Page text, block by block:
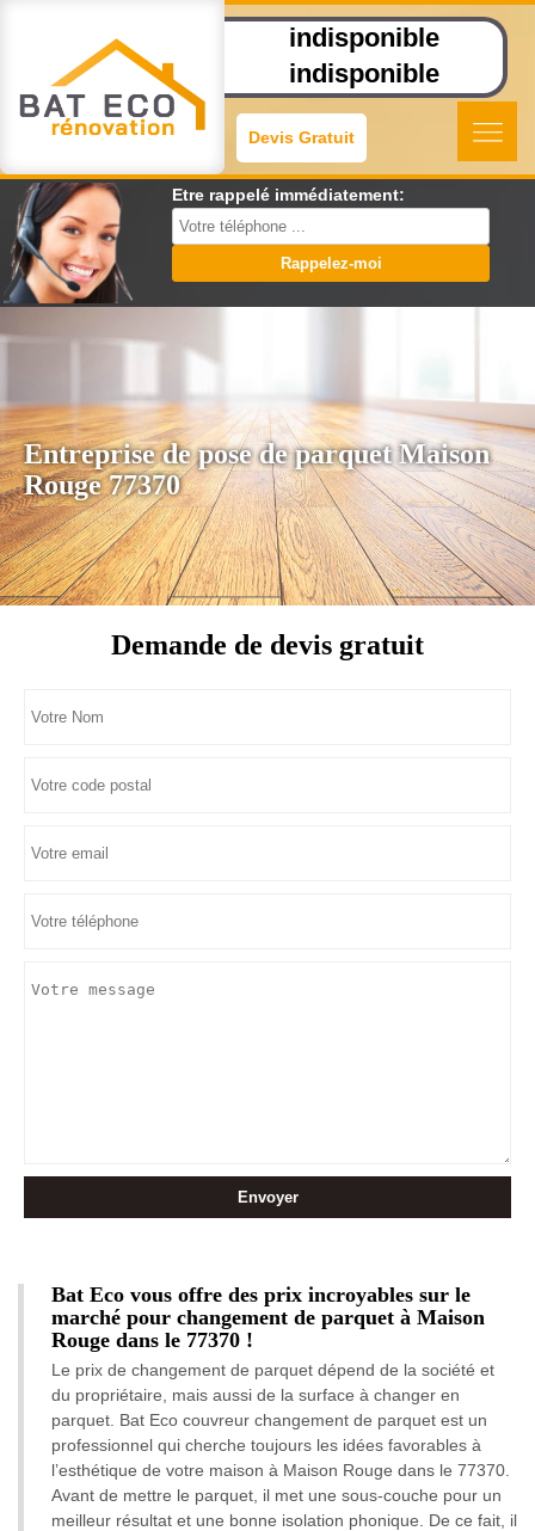
indisponible
indisponible
Devis Gratuit
Etre rappelé immédiatement:
Entreprise de pose de parquet Maison
Rouge 77370
Demande de devis gratuit
Bat Eco vous offre des prix incroyables sur le
marché pour changement de parquet à Maison
Rouge dans le 77370 !
Le prix de changement de parquet dépend de la société et
du propriétaire, mais aussi de la surface à changer en
parquet. Bat Eco couvreur changement de parquet est un
professionnel qui cherche toujours les idées favorables à
l’esthétique de votre maison à Maison Rouge dans le 77370.
Avant de mettre le parquet, il met une sous-couche pour un
meilleur résultat et une bonne isolation phonique. De ce fait, il